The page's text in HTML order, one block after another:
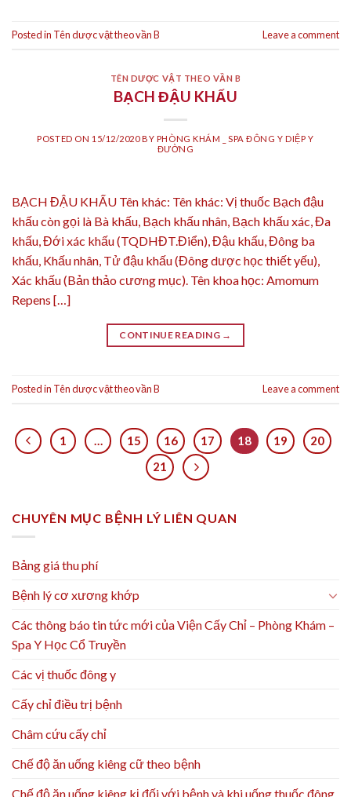
Posted in Tên dược vật theo vần B Leave a comment
TÊN DƯỢC VẬT THEO VẦN B
BẠCH ĐẬU KHẤU
POSTED ON 15/12/2020BY PHÒNG KHÁM _ SPA ĐÔNG Y DIỆP Y
ĐƯỜNG
BẠCH ĐẬU KHẤU Tên khác: Tên khác: Vị thuốc Bạch đậu
khấu còn gọi là Bà khấu, Bạch khấu nhân, Bạch khấu xác, Đa
khấu, Đới xác khấu (TQDHĐT.Điển), Đậu khấu, Đông ba
khấu, Khấu nhân, Tử đậu khấu (Đông dược học thiết yếu),
Xác khấu (Bản thảo cương mục). Tên khoa học: Amomum
Repens […]
CONTINUE READING →
Posted in Tên dược vật theo vần B Leave a comment
1 15 16 17 18 19
20
21
CHUYÊN MỤC BỆNH LÝ LIÊN QUAN
Bảng giá thu phí
Bệnh lý cơ xương khớp
Các thông báo tin tức mới của Viện Cấy Chỉ – Phòng Khám –
Spa Y Học Cổ Truyền
Các vị thuốc đông y
Cấy chỉ điều trị bệnh
Châm cứu cấy chỉ
Chế độ ăn uống kiêng cữ theo bệnh
Chế độ ăn uống kiêng kị đối với bệnh và khi uống thuốc đông